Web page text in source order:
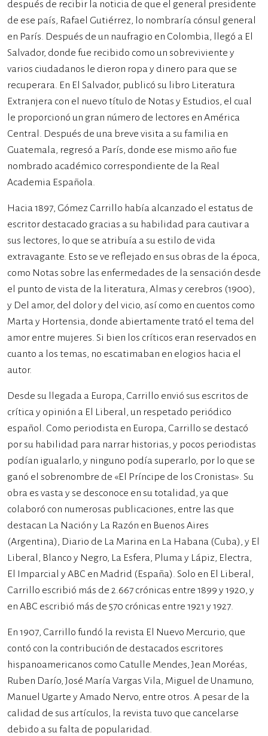
después de recibir la noticia de que el general presidente
de ese país, Rafael Gutiérrez, lo nombraría cónsul general
en París. Después de un naufragio en Colombia, llegó a El
Salvador, donde fue recibido como un sobreviviente y
varios ciudadanos le dieron ropa y dinero para que se
recuperara. En El Salvador, publicó su libro Literatura
Extranjera con el nuevo título de Notas y Estudios, el cual
le proporcionó un gran número de lectores en América
Central. Después de una breve visita a su familia en
Guatemala, regresó a París, donde ese mismo año fue
nombrado académico correspondiente de la Real
Academia Española.
Hacia 1897, Gómez Carrillo había alcanzado el estatus de
escritor destacado gracias a su habilidad para cautivar a
sus lectores, lo que se atribuía a su estilo de vida
extravagante. Esto se ve reflejado en sus obras de la época,
como Notas sobre las enfermedades de la sensación desde
el punto de vista de la literatura, Almas y cerebros (1900),​
y Del amor, del dolor y del vicio, así como en cuentos como
Marta y Hortensia, donde abiertamente trató el tema del
amor entre mujeres. Si bien los críticos eran reservados en
cuanto a los temas, no escatimaban en elogios hacia el
autor.
Desde su llegada a Europa, Carrillo envió sus escritos de
crítica y opinión a El Liberal, un respetado periódico
español. Como periodista en Europa, Carrillo se destacó
por su habilidad para narrar historias, y pocos periodistas
podían igualarlo, y ninguno podía superarlo, por lo que se
ganó el sobrenombre de «El Príncipe de los Cronistas». Su
obra es vasta y se desconoce en su totalidad, ya que
colaboró con numerosas publicaciones, entre las que
destacan La Nación y La Razón en Buenos Aires
(Argentina), Diario de La Marina en La Habana (Cuba), y El
Liberal, Blanco y Negro, La Esfera, Pluma y Lápiz, Electra,
El Imparcial y ABC en Madrid (España). Solo en El Liberal,
Carrillo escribió más de 2.667 crónicas entre 1899 y 1920, y
en ABC escribió más de 570 crónicas entre 1921 y 1927.
En 1907, Carrillo fundó la revista El Nuevo Mercurio, que
contó con la contribución de destacados escritores
hispanoamericanos como Catulle Mendes, Jean Moréas,
Ruben Darío, José María Vargas Vila, Miguel de Unamuno,
Manuel Ugarte y Amado Nervo, entre otros. A pesar de la
calidad de sus artículos, la revista tuvo que cancelarse
debido a su falta de popularidad.